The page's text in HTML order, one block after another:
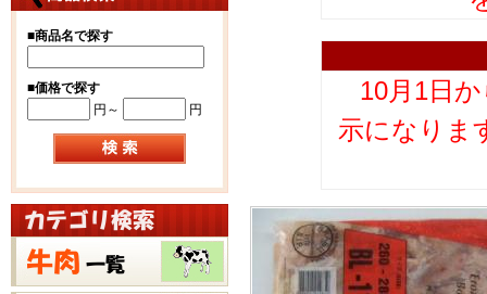
■商品名で探す
■価格で探す
円～
円
10月1日
示になりま